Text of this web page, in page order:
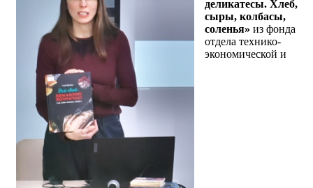
деликатесы. Хлеб,
сыры, колбасы,
соленья» из фонда
отдела технико-
экономической и